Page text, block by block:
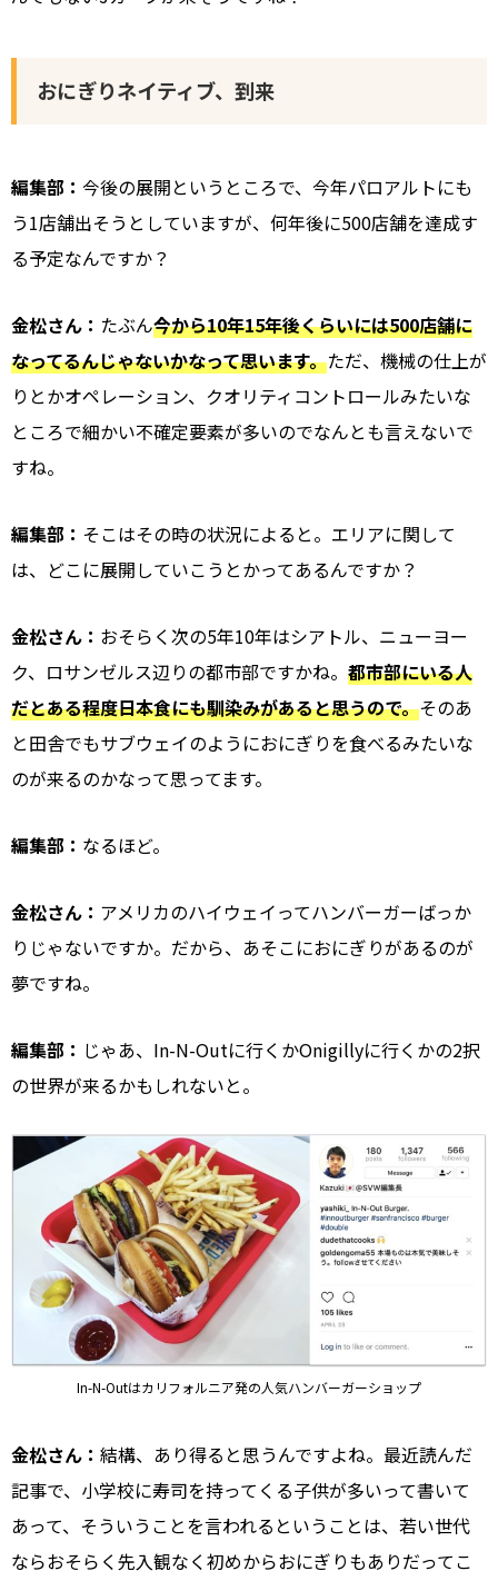
おにぎりネイティブ、到来
編集部： 今後の展開というところで、今年パロアルトにも
う1店舗出そうとしていますが、何年後に500店舗を達成す
る予定なんですか？
金松さん： たぶん今から10年15年後くらいには500店舗に
なってるんじゃないかなって思います。ただ、機械の仕上が
りとかオペレーション、クオリティコントロールみたいな
ところで細かい不確定要素が多いのでなんとも言えないで
すね。
編集部： そこはその時の状況によると。エリアに関して
は、どこに展開していこうとかってあるんですか？
金松さん： おそらく次の5年10年はシアトル、ニューヨー
ク、ロサンゼルス辺りの都市部ですかね。 都市部にいる人
だとある程度日本食にも馴染みがあると思うので。そのあ
と田舎でもサブウェイのようにおにぎりを食べるみたいな
のが来るのかなって思ってます。
編集部： なるほど。
金松さん： アメリカのハイウェイってハンバーガーばっか
りじゃないですか。だから、あそこにおにぎりがあるのが
夢ですね。
編集部： じゃあ、In-N-Outに行くかOnigillyに行くかの2択
の世界が来るかもしれないと。
In-N-Outはカリフォルニア発の人気ハンバーガーショップ
金松さん： 結構、あり得ると思うんですよね。最近読んだ
記事で、小学校に寿司を持ってくる子供が多いって書いて
あって、そういうことを言われるということは、若い世代
ならおそらく先入観なく初めからおにぎりもありだってこ